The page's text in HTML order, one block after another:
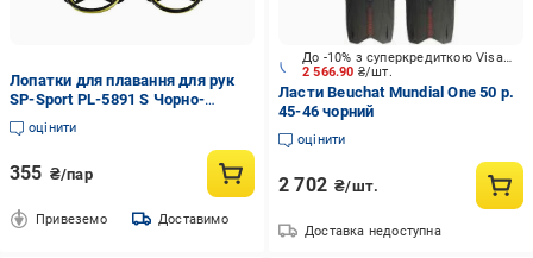
Лопатки для плавання для рук
SP-Sport PL-5891 S Чорно-
жовтий (34167996)
оцінити
355 ₴/пар
Привеземо Доставимо
2 566.90 ₴/шт.
До -10% з суперкредиткою Visa Вигода
Ласти Beuchat Mundial One 50 р.
45-46 чорний
оцінити
2 702 ₴/шт.
Доставка недоступна